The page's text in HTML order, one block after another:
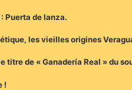
Puerta de lanza.
les vieilles origines
titre de « Ganadería Real » du
!